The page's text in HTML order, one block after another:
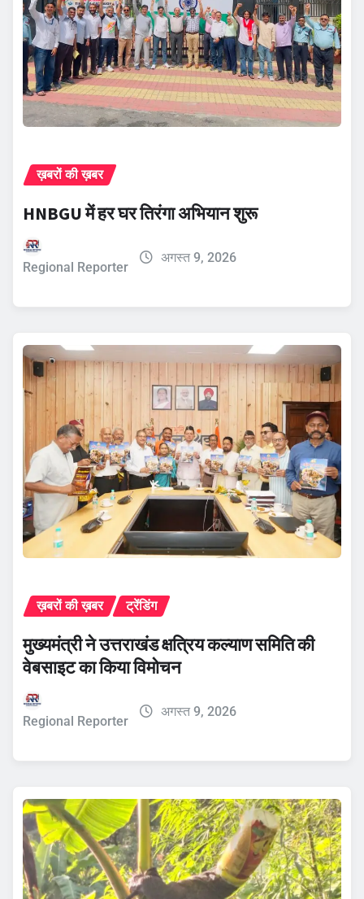
ख़बरों की ख़बर
HNBGU में हर घर तिरंगा अभियान शुरू
Regional Reporter
अगस्त 9, 2026
ख़बरों की ख़बर ट्रेंडिंग
मुख्यमंत्री ने उत्तराखंड क्षत्रिय कल्याण समिति की
वेबसाइट का किया विमोचन
Regional Reporter
अगस्त 9, 2026